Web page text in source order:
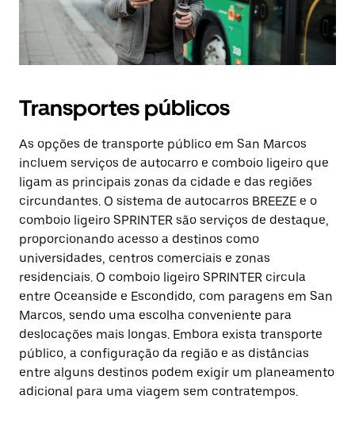
Transportes públicos
As opções de transporte público em San Marcos
incluem serviços de autocarro e comboio ligeiro que
ligam as principais zonas da cidade e das regiões
circundantes. O sistema de autocarros BREEZE e o
comboio ligeiro SPRINTER são serviços de destaque,
proporcionando acesso a destinos como
universidades, centros comerciais e zonas
residenciais. O comboio ligeiro SPRINTER circula
entre Oceanside e Escondido, com paragens em San
Marcos, sendo uma escolha conveniente para
deslocações mais longas. Embora exista transporte
público, a configuração da região e as distâncias
entre alguns destinos podem exigir um planeamento
adicional para uma viagem sem contratempos.